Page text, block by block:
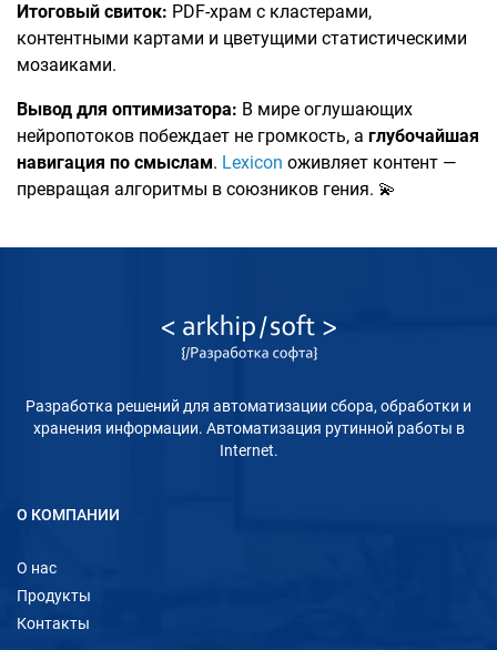
Итоговый свиток: PDF-храм с кластерами,
контентными картами и цветущими статистическими
мозаиками.
Вывод для оптимизатора: В мире оглушающих
нейропотоков побеждает не громкость, а глубочайшая
навигация по смыслам. Lexicon оживляет контент —
превращая алгоритмы в союзников гения. 💫
Разработка решений для автоматизации сбора, обработки и
хранения информации. Автоматизация рутинной работы в
Internet.
О КОМПАНИИ
О нас
Продукты
Контакты